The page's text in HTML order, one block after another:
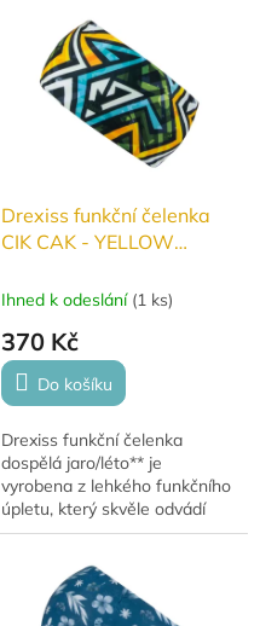
Perfektní volba pro běžce,...
Drexiss funkční čelenka
CIK CAK - YELLOW
Ihned k odeslání (1 ks)
370 Kč
Do košíku
Drexiss funkční čelenka
dospělá jaro/léto** je
vyrobena z lehkého funkčního
úpletu, který skvěle odvádí
pot. Perfektní volba pro běžce,
nadšence. Díky...